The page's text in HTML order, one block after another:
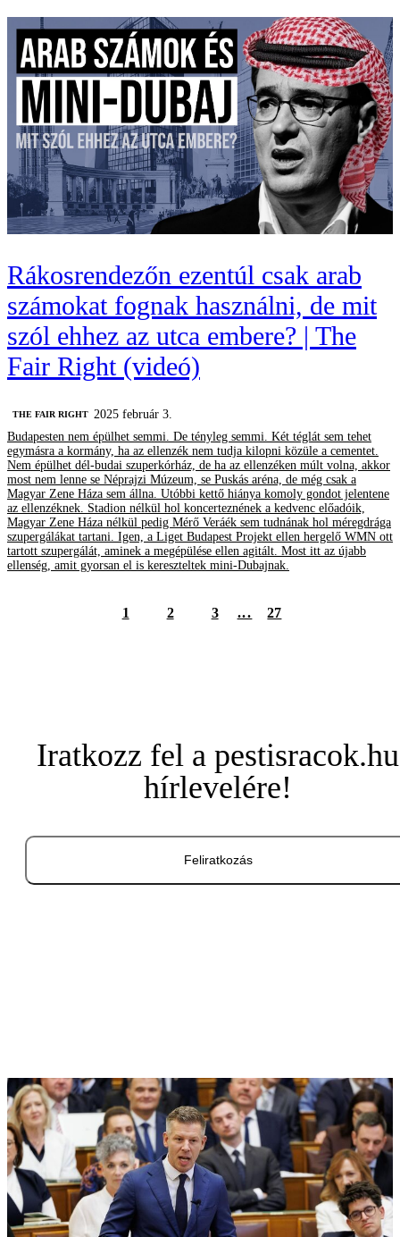
Rákosrendezőn ezentúl csak arab
számokat fognak használni, de mit
szól ehhez az utca embere? | The
Fair Right (videó)
‎THE FAIR RIGHT 2025 február 3.
Budapesten nem épülhet semmi. De tényleg semmi. Két téglát sem tehet
egymásra a kormány, ha az ellenzék nem tudja kilopni közüle a cementet.
Nem épülhet dél-budai szuperkórház, de ha az ellenzéken múlt volna, akkor
most nem lenne se Néprajzi Múzeum, se Puskás aréna, de még csak a
Magyar Zene Háza sem állna. Utóbbi kettő hiánya komoly gondot jelentene
az ellenzéknek. Stadion nélkül hol koncerteznének a kedvenc előadóik,
Magyar Zene Háza nélkül pedig Mérő Veráék sem tudnának hol méregdrága
szupergálákat tartani. Igen, a Liget Budapest Projekt ellen hergelő WMN ott
tartott szupergálát, aminek a megépülése ellen agitált. Most itt az újabb
ellenség, amit gyorsan el is kereszteltek mini-Dubajnak.
1 2 3 ... 27
Iratkozz fel a pestisracok.hu
hírlevelére!
Feliratkozás